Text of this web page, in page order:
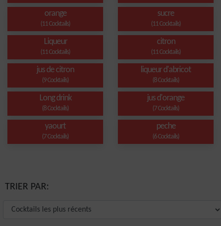
orange
(11 Cocktails)
sucre
(11 Cocktails)
Liqueur
(11 Cocktails)
citron
(11 Cocktails)
jus de citron
(9 Cocktails)
liqueur d'abricot
(8 Cocktails)
Long drink
(8 Cocktails)
jus d'orange
(7 Cocktails)
yaourt
(7 Cocktails)
peche
(6 Cocktails)
TRIER PAR: